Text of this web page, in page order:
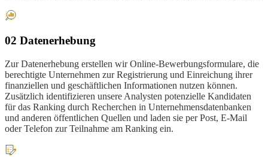
02 Datenerhebung
Zur Datenerhebung erstellen wir Online-Bewerbungsformulare, die
berechtigte Unternehmen zur Registrierung und Einreichung ihrer
finanziellen und geschäftlichen Informationen nutzen können.
Zusätzlich identifizieren unsere Analysten potenzielle Kandidaten
für das Ranking durch Recherchen in Unternehmensdatenbanken
und anderen öffentlichen Quellen und laden sie per Post, E-Mail
oder Telefon zur Teilnahme am Ranking ein.